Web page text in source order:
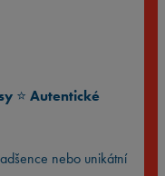
⭐️ Autentické
nebo unikátní